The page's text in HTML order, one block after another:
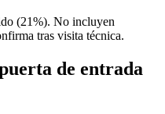
(21%). No incluyen
tras visita técnica.
de entrada